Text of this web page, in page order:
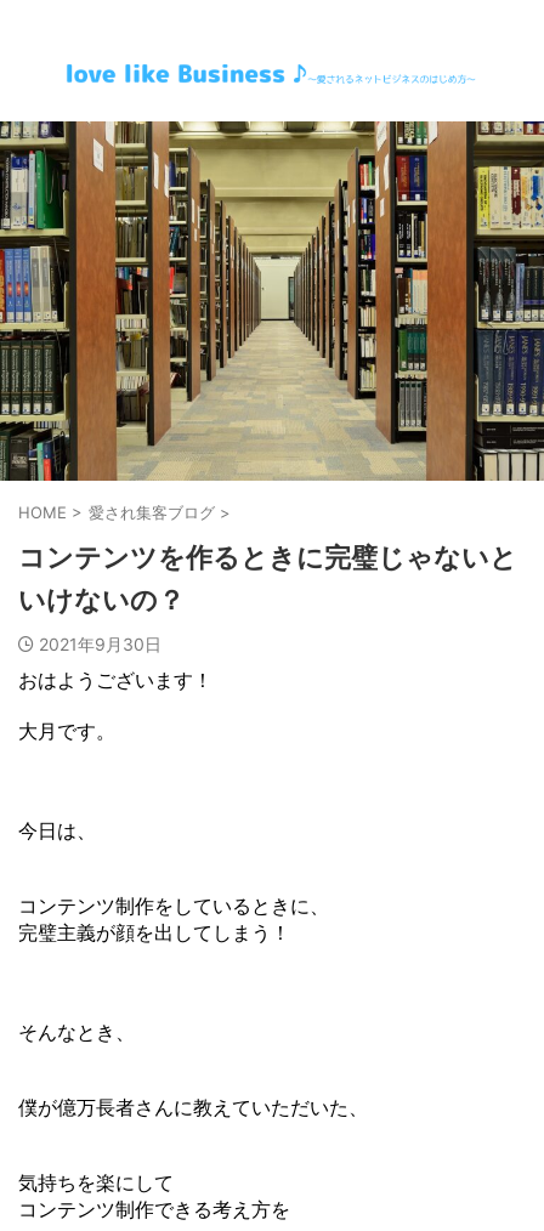
HOME > 愛され集客ブログ >
コンテンツを作るときに完璧じゃないと
いけないの？
2021年9月30日
おはようございます！
大月です。
今日は、
コンテンツ制作をしているときに、
完璧主義が顔を出してしまう！
そんなとき、
僕が億万長者さんに教えていただいた、
気持ちを楽にして
コンテンツ制作できる考え方を